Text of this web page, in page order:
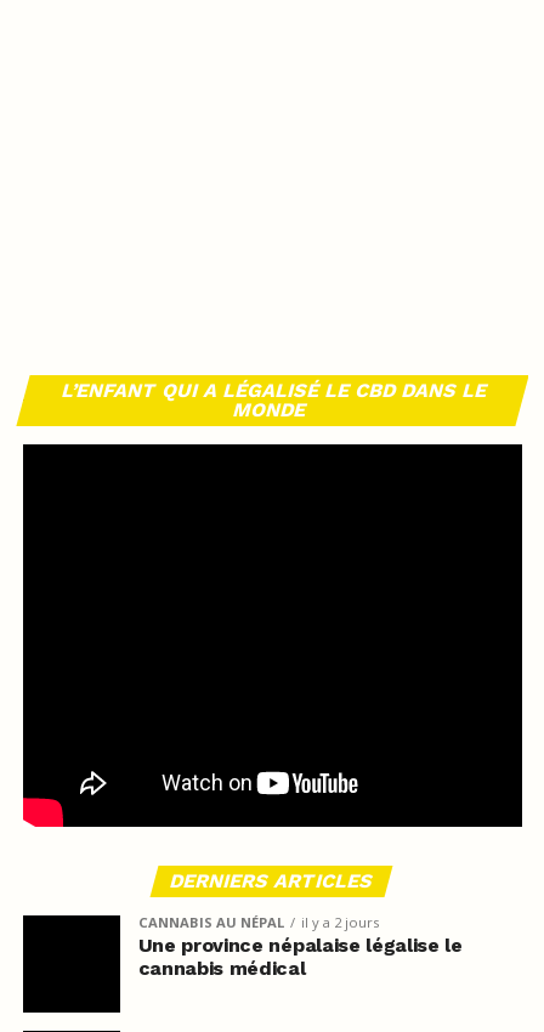
L’ENFANT QUI A LÉGALISÉ LE CBD DANS LE
MONDE
DERNIERS ARTICLES
CANNABIS AU NÉPAL il y a 2 jours
Une province népalaise légalise le
cannabis médical